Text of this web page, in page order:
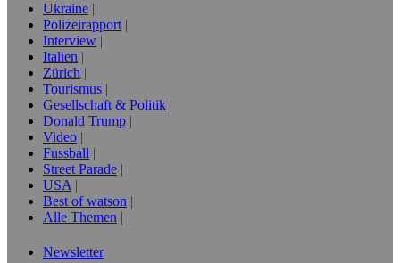
Ukraine
Polizeirapport
Interview
Italien
Zürich
Tourismus
Gesellschaft & Politik
Donald Trump
Video
Fussball
Street Parade
USA
Best of watson
Alle Themen
Newsletter